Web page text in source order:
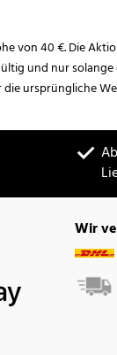
von 40 €. Die
und nur
die ursprüngliche
Wir